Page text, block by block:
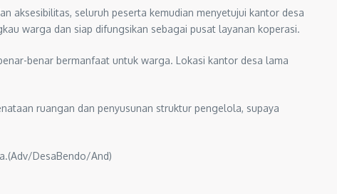
aksesibilitas, seluruh peserta kemudian menyetujui kantor desa
warga dan siap difungsikan sebagai pusat layanan koperasi.
benar bermanfaat untuk warga. Lokasi kantor desa lama
ruangan dan penyusunan struktur pengelola, supaya
DesaBendo/And)